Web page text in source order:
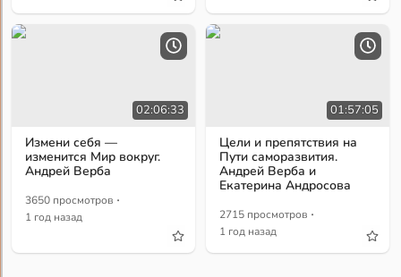
02:06:33
Измени себя —
изменится Мир вокруг.
Андрей Верба
3650 просмотров ·
1 год назад
01:57:05
Цели и препятствия на
Пути саморазвития.
Андрей Верба и
Екатерина Андросова
2715 просмотров ·
1 год назад